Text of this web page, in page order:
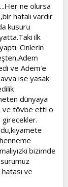
ne olursa
hatalı vardır
kusuru
ilk
Cinlerin
ve Adem'e
ise yasak
dünyaya
ve tövbe etti o
bizimde
ve